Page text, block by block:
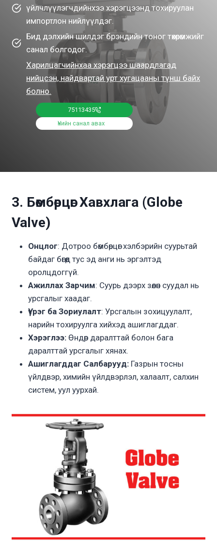
үйлчлүүлэгчдийнхээ хэрэгцээнд тохируулан
импортлон нийлүүлдэг.
Бид дэлхийн шилдэг брэндийн тоног төхөөрөмжийг
санал болгодог.
Харилцагчийнхаа хэрэгцээ шаардлагад
нийцсэн, найдвартай урт хугацааны түнш байх
болно.
75113435
Үнийн санал авах
3. Бөмбөрцөг Хавхлага (Globe
Valve)
Онцлог: Дотроо бөмбөрцөг хэлбэрийн суурьтай
байдаг бөгөөд тус эд анги нь эргэлтэд
оролцдоггүй.
Ажиллах Зарчим: Суурь дээрх зөөлөн суудал нь
урсгалыг хаадаг.
Үүрэг ба Зориулалт: Урсгалын зохицуулалт,
нарийн тохируулга хийхэд ашиглагддаг.
Хэрэглээ: Өндөр даралттай болон бага
даралттай урсгалыг хянах.
Ашиглагддаг Салбарууд: Газрын тосны
үйлдвэр, химийн үйлдвэрлэл, халаалт, салхин
систем, уул уурхай.